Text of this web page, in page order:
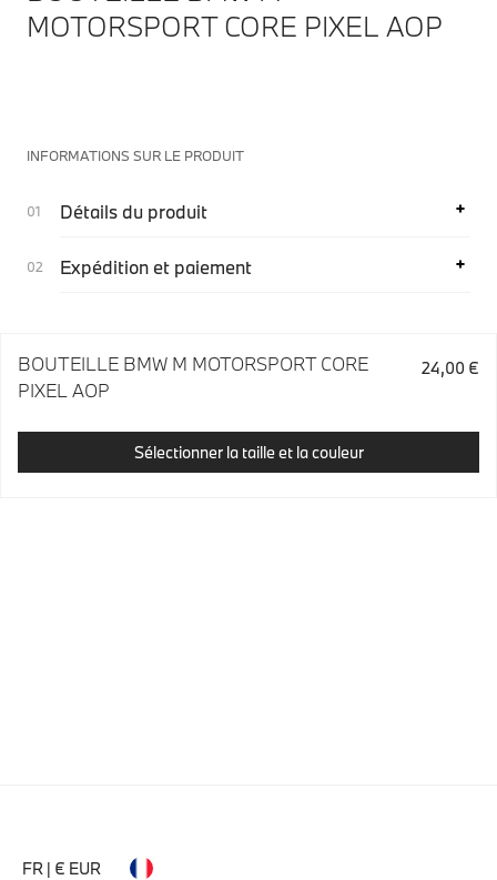
MOTORSPORT CORE PIXEL AOP
INFORMATIONS SUR LE PRODUIT
Détails du produit
Expédition et paiement
BOUTEILLE BMW M MOTORSPORT CORE
PIXEL AOP
24,00 €
Sélectionner la taille et la couleur
FR | € EUR